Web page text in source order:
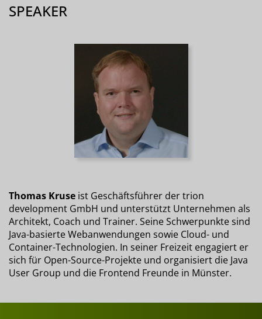
SPEAKER
Thomas Kruse ist Geschäftsführer der trion
development GmbH und unterstützt Unternehmen als
Architekt, Coach und Trainer. Seine Schwerpunkte sind
Java-basierte Webanwendungen sowie Cloud- und
Container-Technologien. In seiner Freizeit engagiert er
sich für Open-Source-Projekte und organisiert die Java
User Group und die Frontend Freunde in Münster.